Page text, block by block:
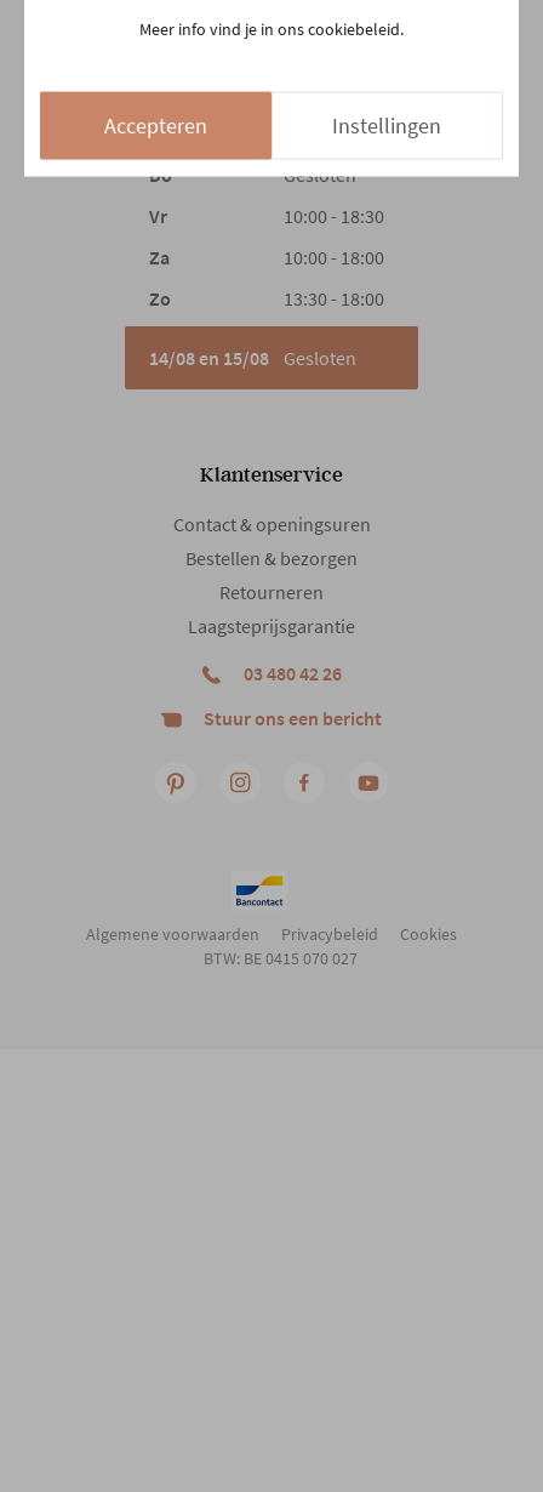
Materiaal poten Metaal
Ja
Di
Woe
10:00 - 18:30
Do
Gesloten
Vr
10:00 - 18:30
Za
10:00 - 18:00
Zo
13:30 - 18:00
14/08 en 15/08 Gesloten
Klantenservice
Contact & openingsuren
Bestellen & bezorgen
Retourneren
Laagsteprijsgarantie
03 480 42 26
Stuur ons een bericht
Algemene voorwaarden Privacybeleid
Cookies
BTW: BE 0415 070 027
Meer info vind je in ons cookiebeleid.
Accepteren Instellingen